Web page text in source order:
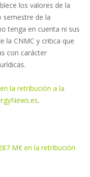
los valores de la
semestre de la
tenga en cuenta ni sus
la CNMC y critica que
con carácter
la retribución a la
.
M€ en la retribución